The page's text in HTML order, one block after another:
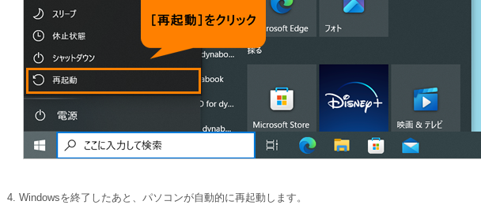
Windowsを終了したあと、パソコンが自動的に再起動します。